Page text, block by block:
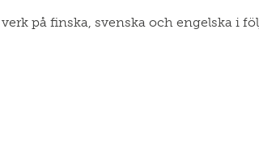
på finska, svenska och engelska i